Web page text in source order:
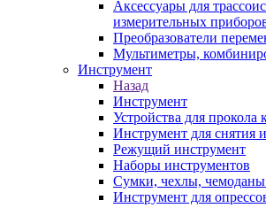
Аксессуары для
измерительных
Преобразователи
Мультиметры,
Инструмент
Назад
Инструмент
Устройства для прокола
Инструмент для снятия
Режущий инструмент
Наборы инструментов
Сумки, чехлы, чемоданы
Инструмент для